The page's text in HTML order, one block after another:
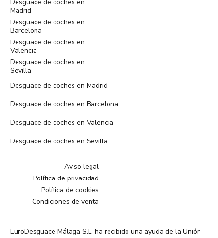
Desguace de coches en
Madrid
Desguace de coches en
Barcelona
Desguace de coches en
Valencia
Desguace de coches en
Sevilla
Desguace de coches en Madrid
Desguace de coches en Barcelona
Desguace de coches en Valencia
Desguace de coches en Sevilla
Aviso legal
Política de privacidad
Política de cookies
Condiciones de venta
EuroDesguace Málaga S.L. ha recibido una ayuda de la Unión